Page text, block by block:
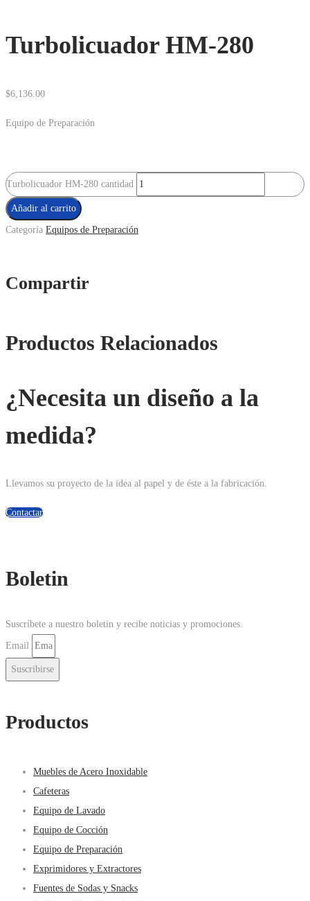
Turbolicuador HM-280
$6,136.00
Equipo de Preparación
Turbolicuador HM-280 cantidad
Añadir al carrito
Categoría Equipos de Preparación
Compartir
Productos Relacionados
¿Necesita un diseño a la
medida?
Llevamos su proyecto de la idea al papel y de éste a la fabricación.
Contactar
Boletin
Suscríbete a nuestro boletin y recibe noticias y promociones.
Email
Suscribirse
Productos
Muebles de Acero Inoxidable
Cafeteras
Equipo de Lavado
Equipo de Cocción
Equipo de Preparación
Exprimidores y Extractores
Fuentes de Sodas y Snacks